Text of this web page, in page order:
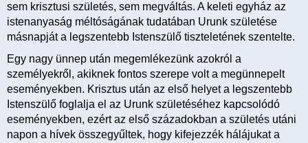
sem krisztusi születés, sem megváltás. A keleti egyház az
istenanyaság méltóságának tudatában Urunk születése
másnapját a legszentebb Istenszülő tiszteletének szentelte.
Egy nagy ünnep után megemlékezünk azokról a
személyekről, akiknek fontos szerepe volt a megünnepelt
eseményekben. Krisztus után az első helyet a legszentebb
Istenszülő foglalja el az Urunk születéséhez kapcsolódó
eseményekben, ezért az első századokban a születés utáni
napon a hívek összegyűltek, hogy kifejezzék hálájukat a